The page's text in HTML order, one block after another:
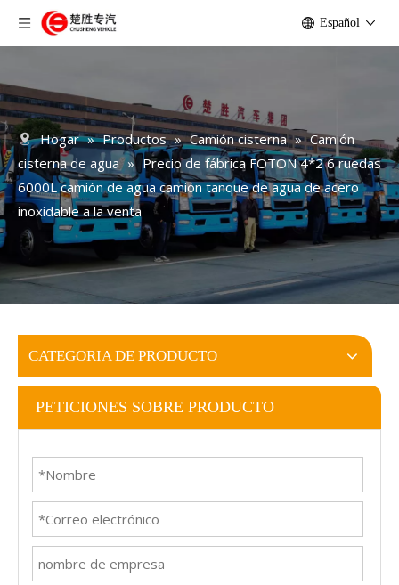
Español
Hogar » Productos » Camión cisterna » Camión
cisterna de agua » Precio de fábrica FOTON 4*2 6 ruedas
6000L camión de agua camión tanque de agua de acero
inoxidable a la venta
CATEGORIA DE PRODUCTO
PETICIONES SOBRE PRODUCTO